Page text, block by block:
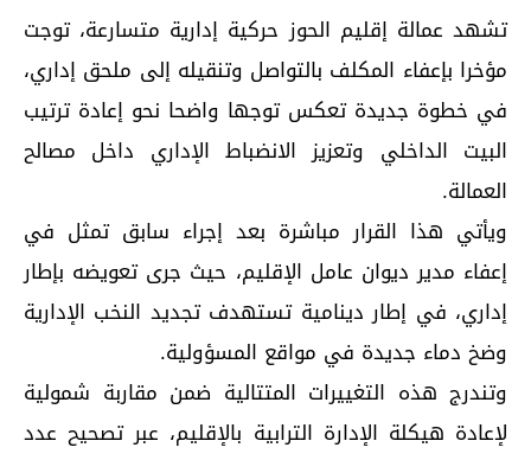
تشهد عمالة إقليم الحوز حركية إدارية متسارعة، توجت
مؤخرا بإعفاء المكلف بالتواصل وتنقيله إلى ملحق إداري،
في خطوة جديدة تعكس توجها واضحا نحو إعادة ترتيب
البيت الداخلي وتعزيز الانضباط الإداري داخل مصالح
العمالة.
ويأتي هذا القرار مباشرة بعد إجراء سابق تمثل في
إعفاء مدير ديوان عامل الإقليم، حيث جرى تعويضه بإطار
إداري، في إطار دينامية تستهدف تجديد النخب الإدارية
وضخ دماء جديدة في مواقع المسؤولية.
وتندرج هذه التغييرات المتتالية ضمن مقاربة شمولية
لإعادة هيكلة الإدارة الترابية بالإقليم، عبر تصحيح عدد